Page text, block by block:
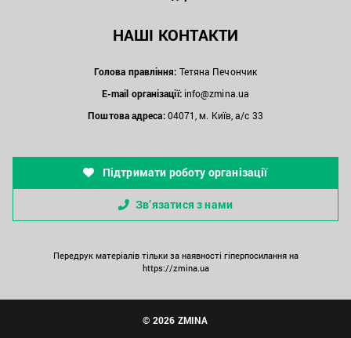
НАШІ КОНТАКТИ
Голова правління: Тетяна Печончик
E-mail організації: info@zmina.ua
Поштова адреса:04071, м. Київ, а/с 33
Підтримати роботу організації
Зв’язатися з нами
Передрук матеріалів тільки за наявності гіперпосилання на
https://zmina.ua
© 2026 ZMINA